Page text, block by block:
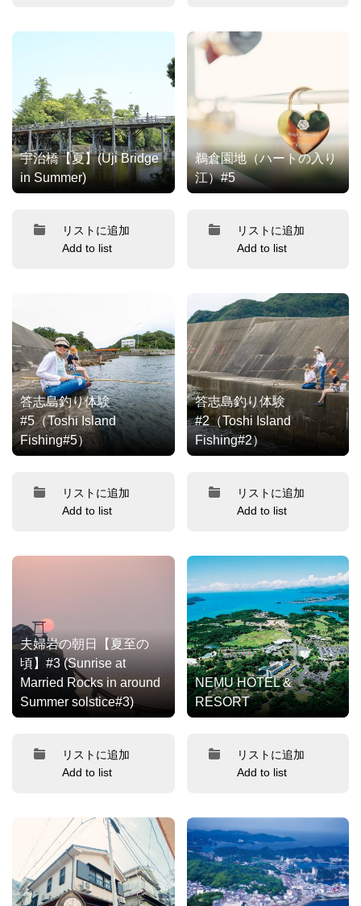
宇治橋【夏】(Uji Bridge
in Summer)
リストに追加
Add to list
鵜倉園地（ハートの入り
江）#5
リストに追加
Add to list
答志島釣り体験
#5（Toshi Island
Fishing#5）
リストに追加
Add to list
答志島釣り体験
#2（Toshi Island
Fishing#2）
リストに追加
Add to list
夫婦岩の朝日【夏至の
頃】#3 (Sunrise at
Married Rocks in around
Summer solstice#3)
リストに追加
Add to list
NEMU HOTEL &
RESORT
リストに追加
Add to list